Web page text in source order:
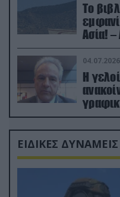
Το
Ασία!
04.07.2026
Η
ΕΙΔΙΚΕΣ ΔΥΝΑΜΕΙΣ